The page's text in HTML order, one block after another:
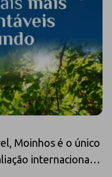
Moinhos é o único
internacional